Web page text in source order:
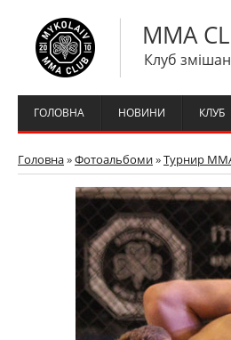
MMA
Клуб
ГОЛОВНА НОВИНИ КЛУБ
Головна»Фотоальбоми»Турнир